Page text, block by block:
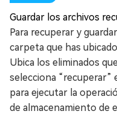
Guardar los archivos
Para recuperar y
carpeta que has
Ubica los eliminados
selecciona “recuperar”
para ejecutar la
de almacenamiento de